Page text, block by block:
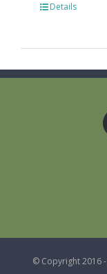
Details
© Copyright 2016 -